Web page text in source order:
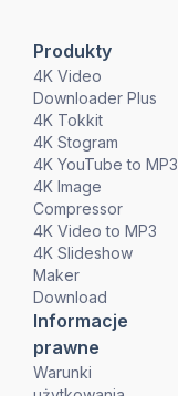
Produkty
4K Video
Downloader Plus
4K Tokkit
4K Stogram
4K YouTube to MP3
4K Image
Compressor
4K Video to MP3
4K Slideshow
Maker
Download
Informacje
prawne
Warunki